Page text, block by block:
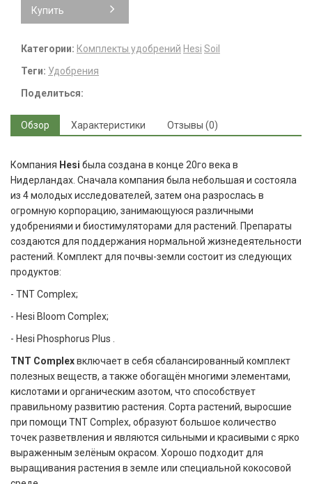
Купить
Категории: Комплекты удобрений Hesi Soil
Теги: Удобрения
Поделиться:
Обзор Характеристики Отзывы (0)
Компания Hesi была создана в конце 20го века в
Нидерландах. Сначала компания была небольшая и состояла
из 4 молодых исследователей, затем она разрослась в
огромную корпорацию, занимающуюся различными
удобрениями и биостимуляторами для растений. Препараты
создаются для поддержания нормальной жизнедеятельности
растений. Комплект для почвы-земли состоит из следующих
продуктов:
- TNT Complex;
- Hesi Bloom Complex;
- Hesi Phosphorus Plus .
TNT Complexвключает в себя сбалансированный комплект
полезных веществ, а также обогащён многими элементами,
кислотами и органическим азотом, что способствует
правильному развитию растения. Сорта растений, выросшие
при помощи TNT Complex, образуют большое количество
точек разветвления и являются сильными и красивыми с ярко
выраженным зелёным окрасом. Хорошо подходит для
выращивания растения в земле или специальной кокосовой